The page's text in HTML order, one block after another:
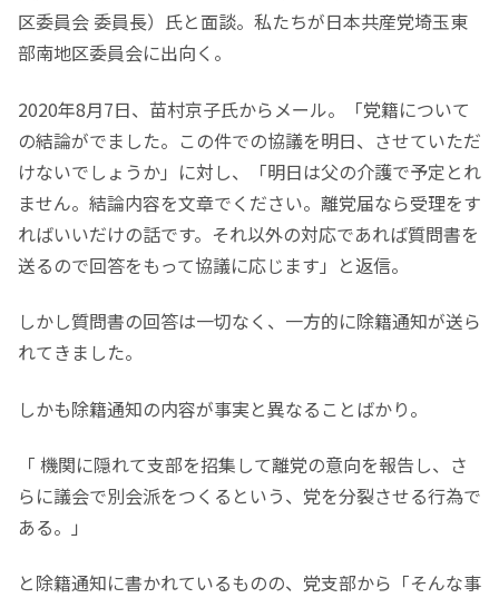
区委員会 委員長）氏と面談。私たちが日本共産党埼玉東
部南地区委員会に出向く。
2020年8月7日、苗村京子氏からメール。「党籍について
の結論がでました。この件での協議を明日、させていただ
けないでしょうか」に対し、「明日は父の介護で予定とれ
ません。結論内容を文章でください。離党届なら受理をす
ればいいだけの話です。それ以外の対応であれば質問書を
送るので回答をもって協議に応じます」と返信。
しかし質問書の回答は一切なく、一方的に除籍通知が送ら
れてきました。
しかも除籍通知の内容が事実と異なることばかり。
「 機関に隠れて支部を招集して離党の意向を報告し、さ
らに議会で別会派をつくるという、党を分裂させる行為で
ある。」
と除籍通知に書かれているものの、党支部から「そんな事